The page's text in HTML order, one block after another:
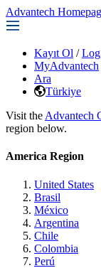
Advantech
Kayıt Ol /
MyAdvantech
Ara
Türkiye
Visit the Advantech
region below.
America Region
United States
Brasil
México
Argentina
Chile
Colombia
Perú